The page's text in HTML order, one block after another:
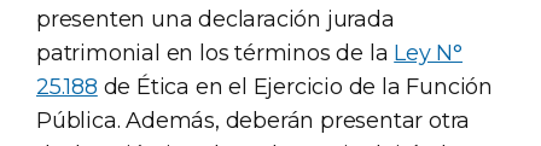
presenten una declaración jurada
patrimonial en los términos de la Ley N°
25.188 de Ética en el Ejercicio de la Función
Pública. Además, deberán presentar otra